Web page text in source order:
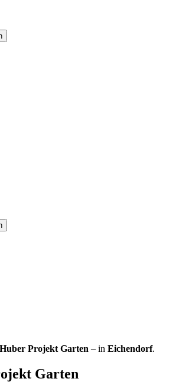
Huber Projekt Garten – in Eichendorf.
Garten